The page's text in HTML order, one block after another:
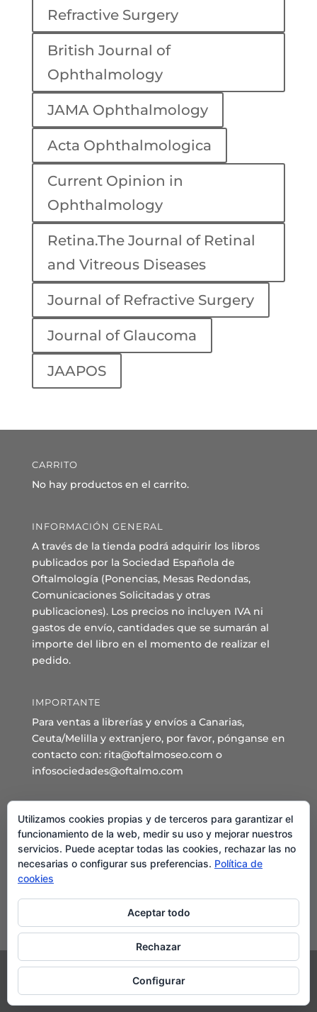
Refractive Surgery
British Journal of
Ophthalmology
JAMA Ophthalmology
Acta Ophthalmologica
Current Opinion in
Ophthalmology
Retina.The Journal of Retinal
and Vitreous Diseases
Journal of Refractive Surgery
Journal of Glaucoma
JAAPOS
CARRITO
No hay productos en el carrito.
INFORMACIÓN GENERAL
A través de la tienda podrá adquirir los libros
publicados por la Sociedad Española de
Oftalmología (Ponencias, Mesas Redondas,
Comunicaciones Solicitadas y otras
publicaciones). Los precios no incluyen IVA ni
gastos de envío, cantidades que se sumarán al
importe del libro en el momento de realizar el
pedido.
IMPORTANTE
Para ventas a librerías y envíos a Canarias,
Ceuta/Melilla y extranjero, por favor, pónganse en
contacto con: rita@oftalmoseo.com o
infosociedades@oftalmo.com
Sede Administrativa y Secretaría General
C/ Arcipreste de Hita 14 – 1º Derecha.
28015 – Madrid
Teléfono: 91 544 80 35 - 91 544 58 79
Mail:
©2024 Sociedad Española de Oftalmología
Utilizamos cookies propias y de terceros para garantizar el
funcionamiento de la web, medir su uso y mejorar nuestros
servicios. Puede aceptar todas las cookies, rechazar las no
necesarias o configurar sus preferencias. Política de
cookies
Aceptar todo
Rechazar
Configurar